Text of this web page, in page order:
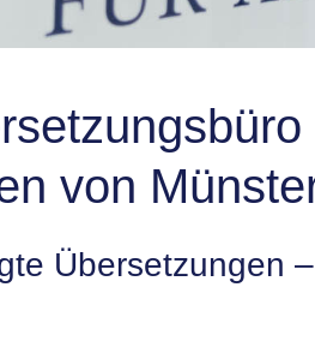
von
Übersetzungen